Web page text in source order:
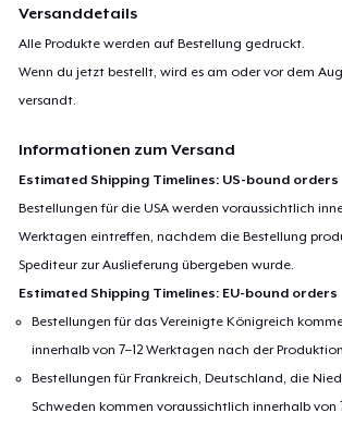
Versanddetails
Alle Produkte werden auf Bestellung gedruckt.
Wenn du jetzt bestellt, wird es am oder vor dem
versandt.
Informationen zum Versand
Estimated Shipping Timelines: US-bound orders
Bestellungen für die USA werden voraussichtlich
Werktagen eintreffen, nachdem die Bestellung
Spediteur zur Auslieferung übergeben wurde.
Estimated Shipping Timelines: EU-bound orders
Bestellungen für das Vereinigte Königreich
innerhalb von 7–12 Werktagen nach der
Bestellungen für Frankreich, Deutschland, die
Schweden kommen voraussichtlich innerhalb von